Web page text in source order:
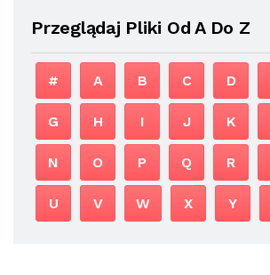
Przeglądaj Pliki Od A Do Z
# A B C D
G H I J K
N O P Q R
U V W X Y